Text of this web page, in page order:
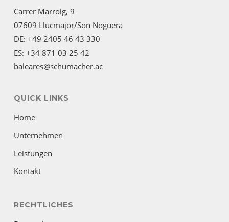
Carrer Marroig, 9
07609 Llucmajor/Son Noguera
DE: +49 2405 46 43 330
ES: +34 871 03 25 42
baleares@schumacher.ac
QUICK LINKS
Home
Unternehmen
Leistungen
Kontakt
RECHTLICHES